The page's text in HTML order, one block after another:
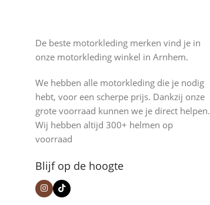
De beste motorkleding merken vind je in
onze motorkleding winkel in Arnhem.
We hebben alle motorkleding die je nodig
hebt, voor een scherpe prijs. Dankzij onze
grote voorraad kunnen we je direct helpen.
Wij hebben altijd 300+ helmen op
voorraad
Blijf op de hoogte